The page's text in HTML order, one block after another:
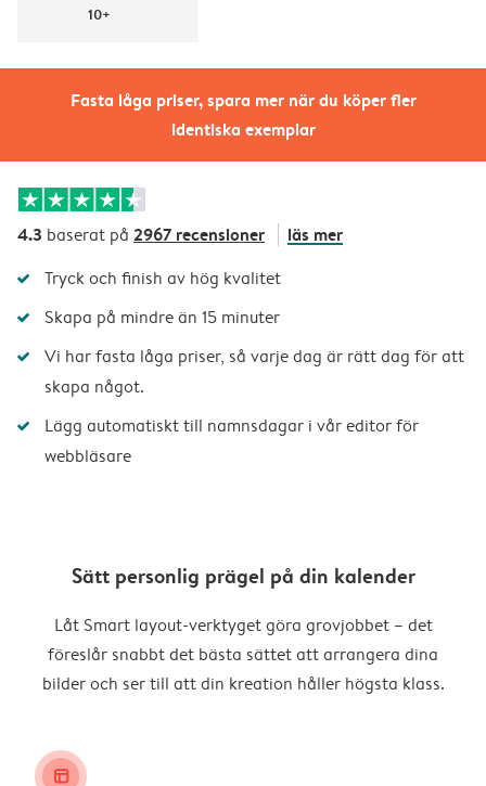
Fasta låga priser, spara mer när du köper fler
identiska exemplar
10+
4.3 baserat på 2967 recensioner läs mer
Tryck och finish av hög kvalitet
Skapa på mindre än 15 minuter
Vi har fasta låga priser, så varje dag är rätt dag för att
skapa något.
Lägg automatiskt till namnsdagar i vår editor för
webbläsare
Sätt personlig prägel på din kalender
Låt Smart layout-verktyget göra grovjobbet – det
föreslår snabbt det bästa sättet att arrangera dina
bilder och ser till att din kreation håller högsta klass.
layout_alt